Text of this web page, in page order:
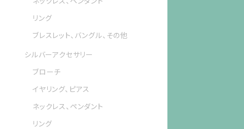
リング
ブレスレット、バングル、その他
シルバーアクセサリー
ブローチ
イヤリング、ピアス
ネックレス、ペンダント
リング